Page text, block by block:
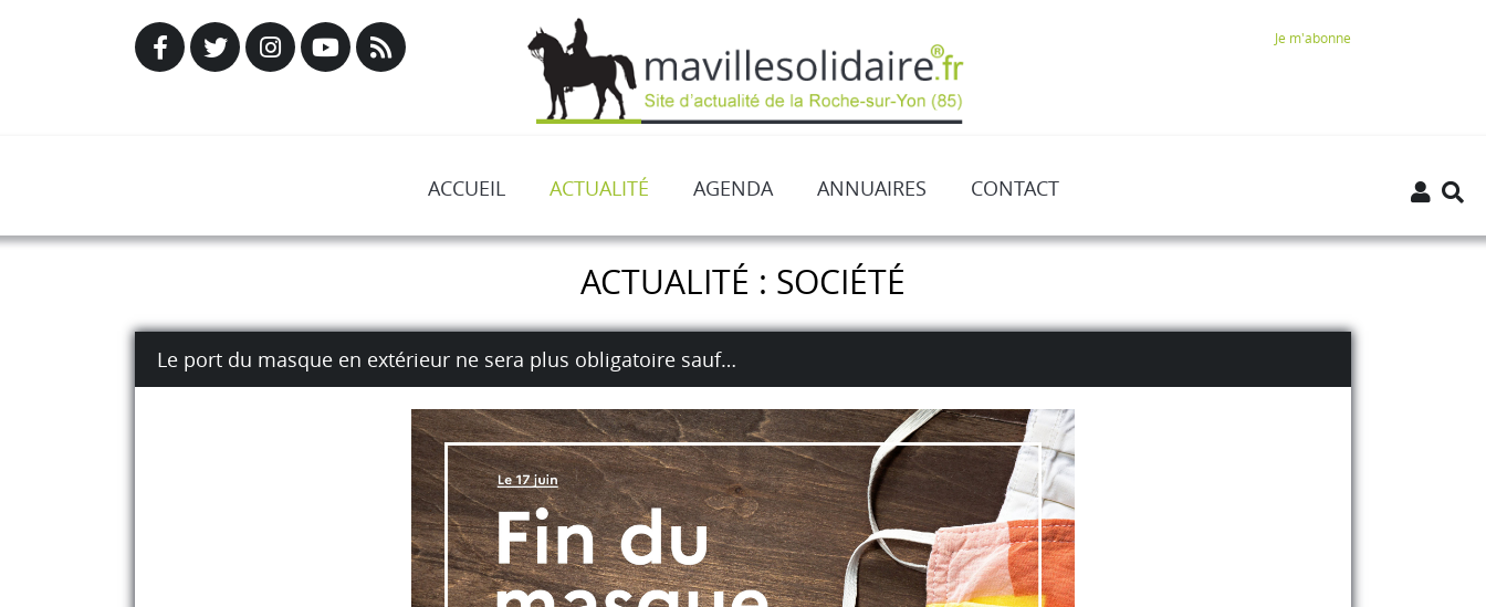
Je m'abonne
ACCUEIL ACTUALITÉ AGENDA ANNUAIRES CONTACT
ACTUALITÉ : SOCIÉTÉ
Le port du masque en extérieur ne sera plus obligatoire sauf…